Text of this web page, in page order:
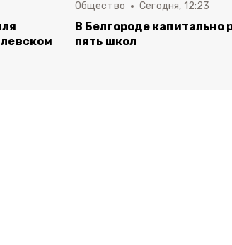
Общество Сегодня, 12:23
В Белгороде капитально
пять школ